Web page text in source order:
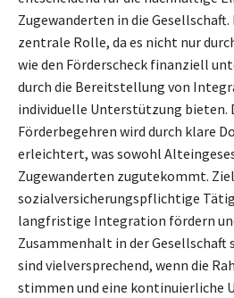
Zugewanderten in die
zentrale Rolle, da es nicht nur
wie den Förderscheck finanziell
durch die Bereitstellung von
individuelle Unterstützung bieten.
Förderbegehren wird durch klare
erleichtert, was sowohl
Zugewanderten zugutekommt.
sozialversicherungspflichtige
langfristige Integration fördern
Zusammenhalt in der Gesellschaft
sind vielversprechend, wenn die
stimmen und eine kontinuierliche